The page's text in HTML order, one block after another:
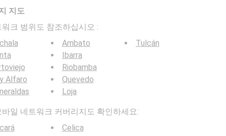
지도
크 범위도 참조하십시오 :
Alfaro
Ambato
Ibarra
Riobamba
Quevedo
Loja
Tulcán
일 네트워크 커버리지도 확인하세요:
Celica